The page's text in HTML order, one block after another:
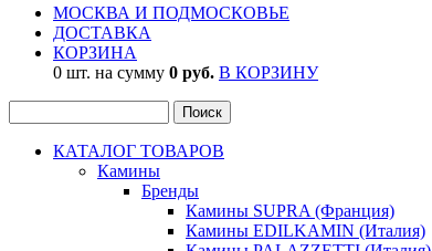
МОСКВА И ПОДМОСКОВЬЕ
ДОСТАВКА
КОРЗИНА
0 шт. на сумму 0 руб. В КОРЗИНУ
КАТАЛОГ ТОВАРОВ
Камины
Бренды
Камины SUPRA (Франция)
Камины EDILKAMIN (Италия)